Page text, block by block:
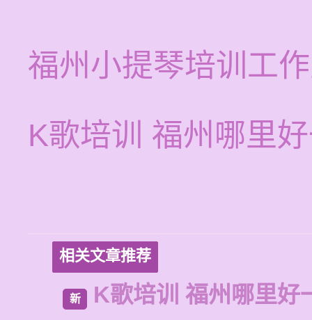
福州小提琴培训工
K歌培训 福州哪里
相关文章推荐
新 K歌培训 福州哪里好